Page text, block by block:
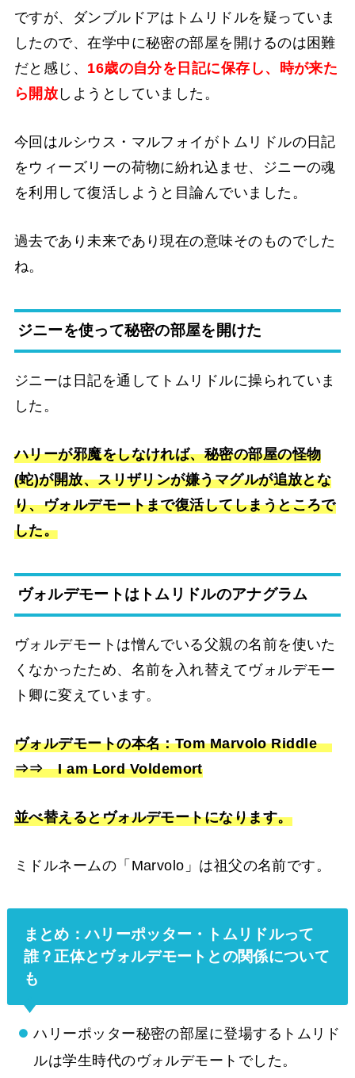
ですが、ダンブルドアはトムリドルを疑っていま
したので、在学中に秘密の部屋を開けるのは困難
だと感じ、 16歳の自分を日記に保存し、時が来た
ら開放 しようとしていました。
今回はルシウス・マルフォイがトムリドルの日記
をウィーズリーの荷物に紛れ込ませ、ジニーの魂
を利用して復活しようと目論んでいました。
過去であり未来であり現在の意味そのものでした
ね。
ジニーを使って秘密の部屋を開けた
ジニーは日記を通してトムリドルに操られていま
した。
ハリーが邪魔をしなければ、秘密の部屋の怪物
(蛇)が開放、スリザリンが嫌うマグルが追放とな
り、ヴォルデモートまで復活してしまうところで
した。
ヴォルデモートはトムリドルのアナグラム
ヴォルデモートは憎んでいる父親の名前を使いた
くなかったため、名前を入れ替えてヴォルデモー
ト卿に変えています。
ヴォルデモートの本名：Tom Marvolo Riddle
⇒⇒ I am Lord Voldemort
並べ替えるとヴォルデモートになります。
ミドルネームの「Marvolo」は祖父の名前です。
まとめ：ハリーポッター・トムリドルって
誰？正体とヴォルデモートとの関係について
も
ハリーポッター秘密の部屋に登場するトムリド
ルは学生時代のヴォルデモートでした。